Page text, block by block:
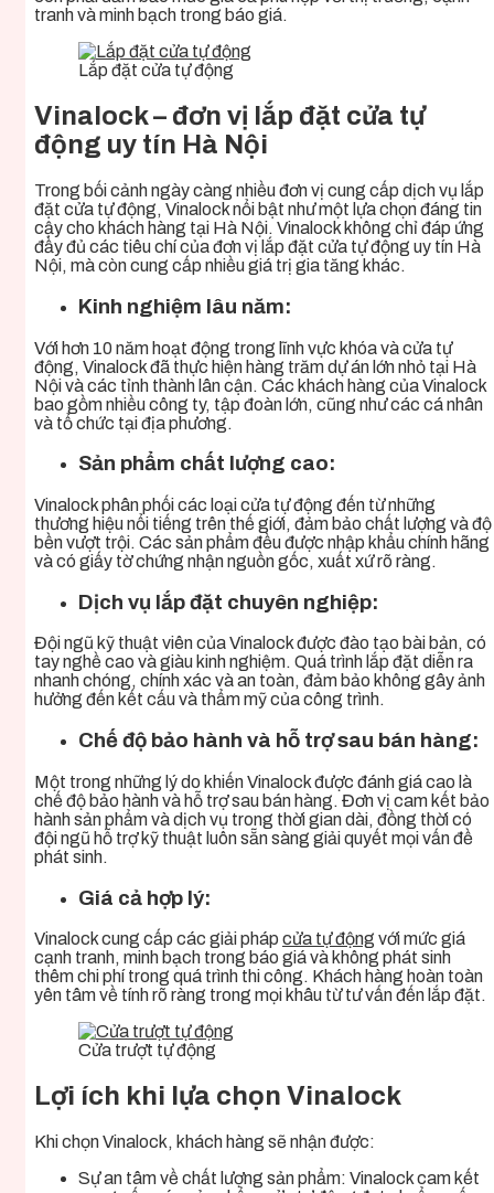
tranh và minh bạch trong báo giá.
Lắp đặt cửa tự động
Vinalock – đơn vị lắp đặt cửa tự
động uy tín Hà Nội
Trong bối cảnh ngày càng nhiều đơn vị cung cấp dịch vụ lắp
đặt cửa tự động, Vinalock nổi bật như một lựa chọn đáng tin
cậy cho khách hàng tại Hà Nội. Vinalock không chỉ đáp ứng
đầy đủ các tiêu chí của đơn vị lắp đặt cửa tự động uy tín Hà
Nội, mà còn cung cấp nhiều giá trị gia tăng khác.
Kinh nghiệm lâu năm:
Với hơn 10 năm hoạt động trong lĩnh vực khóa và cửa tự
động, Vinalock đã thực hiện hàng trăm dự án lớn nhỏ tại Hà
Nội và các tỉnh thành lân cận. Các khách hàng của Vinalock
bao gồm nhiều công ty, tập đoàn lớn, cũng như các cá nhân
và tổ chức tại địa phương.
Sản phẩm chất lượng cao:
Vinalock phân phối các loại cửa tự động đến từ những
thương hiệu nổi tiếng trên thế giới, đảm bảo chất lượng và độ
bền vượt trội. Các sản phẩm đều được nhập khẩu chính hãng
và có giấy tờ chứng nhận nguồn gốc, xuất xứ rõ ràng.
Dịch vụ lắp đặt chuyên nghiệp:
Đội ngũ kỹ thuật viên của Vinalock được đào tạo bài bản, có
tay nghề cao và giàu kinh nghiệm. Quá trình lắp đặt diễn ra
nhanh chóng, chính xác và an toàn, đảm bảo không gây ảnh
hưởng đến kết cấu và thẩm mỹ của công trình.
Chế độ bảo hành và hỗ trợ sau bán hàng:
Một trong những lý do khiến Vinalock được đánh giá cao là
chế độ bảo hành và hỗ trợ sau bán hàng. Đơn vị cam kết bảo
hành sản phẩm và dịch vụ trong thời gian dài, đồng thời có
đội ngũ hỗ trợ kỹ thuật luôn sẵn sàng giải quyết mọi vấn đề
phát sinh.
Giá cả hợp lý:
Vinalock cung cấp các giải pháp cửa tự động với mức giá
cạnh tranh, minh bạch trong báo giá và không phát sinh
thêm chi phí trong quá trình thi công. Khách hàng hoàn toàn
yên tâm về tính rõ ràng trong mọi khâu từ tư vấn đến lắp đặt.
Cửa trượt tự động
Lợi ích khi lựa chọn Vinalock
Khi chọn Vinalock, khách hàng sẽ nhận được:
Sự an tâm về chất lượng sản phẩm: Vinalock cam kết